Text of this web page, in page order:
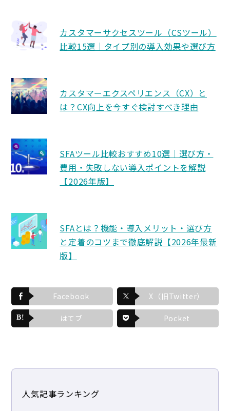
カスタマーサクセスツール（CSツール）
比較15選｜タイプ別の導入効果や選び方
カスタマーエクスペリエンス（CX）と
は？CX向上を今すぐ検討すべき理由
SFAツール比較おすすめ10選｜選び方・
費用・失敗しない導入ポイントを解説
【2026年版】
SFAとは？機能・導入メリット・選び方
と定着のコツまで徹底解説【2026年最新
版】
Facebook X（旧Twitter）
はてブ Pocket
人気記事ランキング